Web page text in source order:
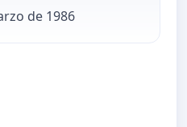
de 1986